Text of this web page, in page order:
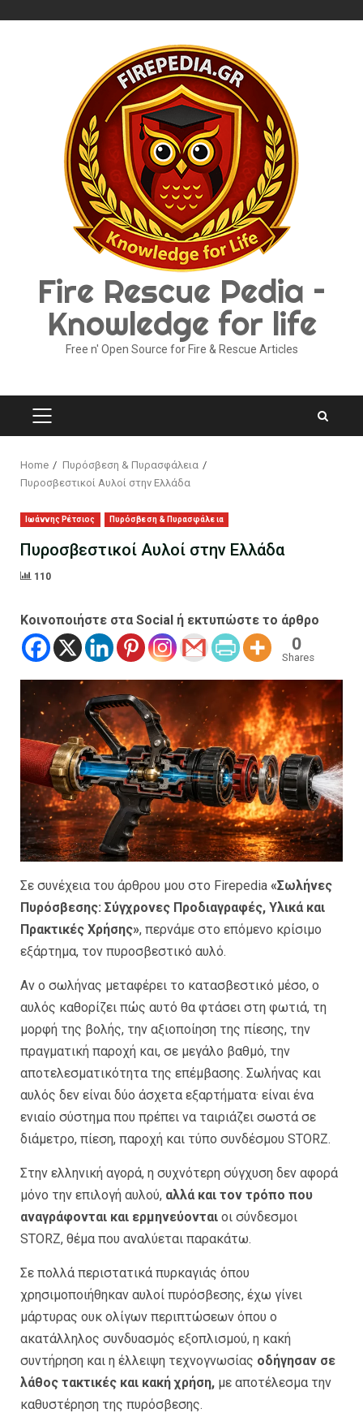
Fire Rescue Pedia –
Knowledge for life
Free n' Open Source for Fire & Rescue Articles
PRIMARY
Home
Πυρόσβεση & Πυρασφάλεια
Πυροσβεστικοί Αυλοί στην Ελλάδα
Ιωάννης Ρέτσιος Πυρόσβεση & Πυρασφάλεια
Πυροσβεστικοί Αυλοί στην Ελλάδα
110
Κοινοποιήστε στα Social ή εκτυπώστε το άρθρο
0
Shares
Σε συνέχεια του άρθρου μου στο Firepedia «Σωλήνες
Πυρόσβεσης: Σύγχρονες Προδιαγραφές, Υλικά και
Πρακτικές Χρήσης», περνάμε στο επόμενο κρίσιμο
εξάρτημα, τον πυροσβεστικό αυλό.
Αν ο σωλήνας μεταφέρει το κατασβεστικό μέσο, ο
αυλός καθορίζει πώς αυτό θα φτάσει στη φωτιά, τη
μορφή της βολής, την αξιοποίηση της πίεσης, την
πραγματική παροχή και, σε μεγάλο βαθμό, την
αποτελεσματικότητα της επέμβασης. Σωλήνας και
αυλός δεν είναι δύο άσχετα εξαρτήματα· είναι ένα
ενιαίο σύστημα που πρέπει να ταιριάζει σωστά σε
διάμετρο, πίεση, παροχή και τύπο συνδέσμου STORZ.
Στην ελληνική αγορά, η συχνότερη σύγχυση δεν αφορά
μόνο την επιλογή αυλού, αλλά και τον τρόπο που
αναγράφονται και ερμηνεύονται οι σύνδεσμοι
STORZ, θέμα που αναλύεται παρακάτω.
Σε πολλά περιστατικά πυρκαγιάς όπου
χρησιμοποιήθηκαν αυλοί πυρόσβεσης, έχω γίνει
μάρτυρας ουκ ολίγων περιπτώσεων όπου ο
ακατάλληλος συνδυασμός εξοπλισμού, η κακή
συντήρηση και η έλλειψη τεχνογνωσίας οδήγησαν σε
λάθος τακτικές και κακή χρήση, με αποτέλεσμα την
καθυστέρηση της πυρόσβεσης.